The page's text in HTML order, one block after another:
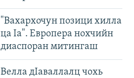
"Вахархочун позици хилла
ца Iа". Европера нохчийн
диаспоран митингаш
Велла дIаваллалц чохь